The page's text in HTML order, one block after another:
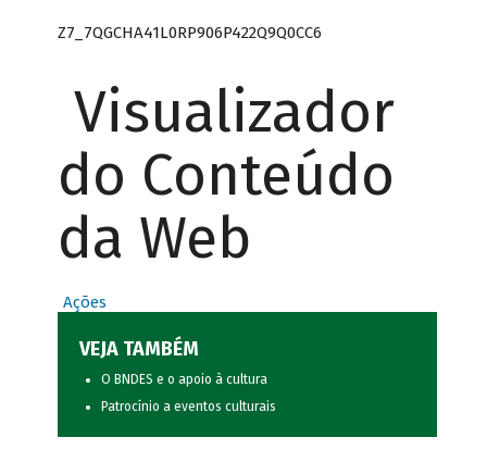
Z7_7QGCHA41L0RP906P422Q9Q0CC6
Visualizador
do Conteúdo
da Web
Ações
VEJA TAMBÉM
O BNDES e o apoio à cultura
Patrocínio a eventos culturais